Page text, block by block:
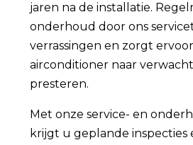
jaren na de installatie.
onderhoud door ons
verrassingen en zorgt
airconditioner naar
presteren.
Met onze service- en
krijgt u geplande inspecties